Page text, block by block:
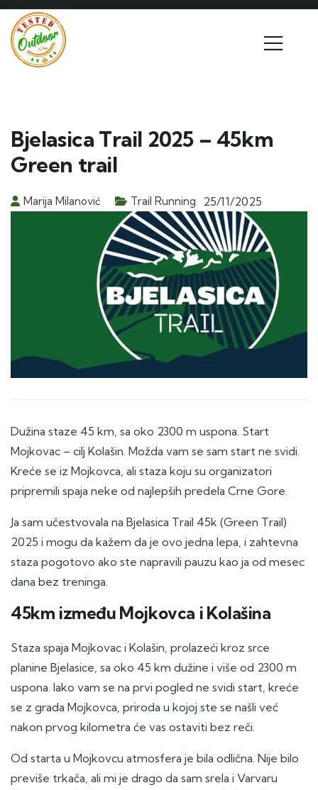
Bjelasica Trail 2025 – 45km
Green trail
Marija Milanović Trail Running 25/11/2025
Dužina staze 45 km, sa oko 2300 m uspona. Start
Mojkovac – cilj Kolašin. Možda vam se sam start ne svidi.
Kreće se iz Mojkovca, ali staza koju su organizatori
pripremili spaja neke od najlepših predela Crne Gore.
Ja sam učestvovala na Bjelasica Trail 45k (Green Trail)
2025 i mogu da kažem da je ovo jedna lepa, i zahtevna
staza pogotovo ako ste napravili pauzu kao ja od mesec
dana bez treninga.
45km između Mojkovca i Kolašina
Staza spaja Mojkovac i Kolašin, prolazeći kroz srce
planine Bjelasice, sa oko 45 km dužine i više od 2300 m
uspona. Iako vam se na prvi pogled ne svidi start, kreće
se z grada Mojkovca, priroda u kojoj ste se našli već
nakon prvog kilometra će vas ostaviti bez reči.
Od starta u Mojkovcu atmosfera je bila odlična. Nije bilo
previše trkača, ali mi je drago da sam srela i Varvaru